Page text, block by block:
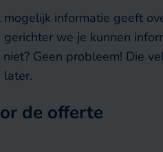
informatie geeft
we je kunnen
Geen probleem! Die
later.
de offerte